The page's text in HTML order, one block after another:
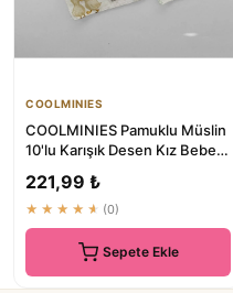
COOLMINIES
COOLMINIES Pamuklu Müslin
10'lu Karışık Desen Kız Bebek
221,99 ₺
★★★★★ (0)
Sepete Ekle